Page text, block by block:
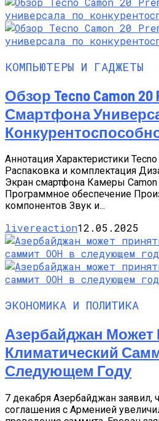
КОМПЬЮТЕРЫ И ГАДЖЕТЫ
Обзор Tecno Camon 20
Смартфона
Аннотация Характеристики
Распаковка и комплектация
Экран смартфона Камеры
Программное обеспечение
компонентов Звук и...
livereaction12.05.2025
ЭКОНОМИКА И ПОЛИТИКА
Азербайджан Может
Климатический
Следующем Году
7 декабря Азербайджан заявил,
соглашения с Арменией